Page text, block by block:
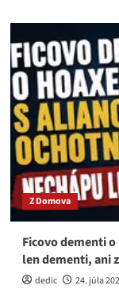
E.
Chmelár:
Kam
to
chcete
dotiahnuť,
do
občianskej
vojny?
Z Domova
Ficovo dementi
len dementi, ani
dedic
24. júla